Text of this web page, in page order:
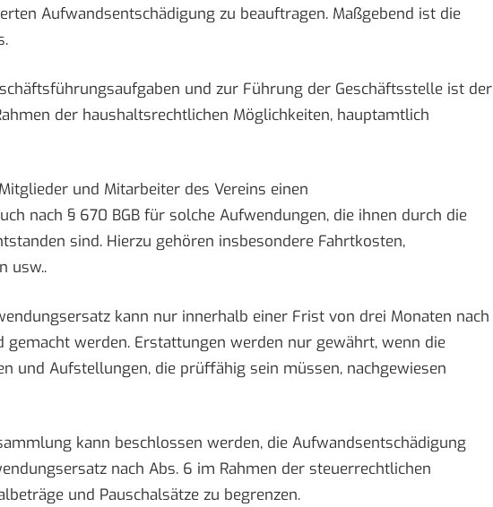
Aufwandsentschädigung zu beauftragen. Maßgebend ist die
und zur Führung der Geschäftsstelle ist der
der haushaltsrechtlichen Möglichkeiten, hauptamtlich
und Mitarbeiter des Vereins einen
nach § 670 BGB für solche Aufwendungen, die ihnen durch die
sind. Hierzu gehören insbesondere Fahrtkosten,
usw..
kann nur innerhalb einer Frist von drei Monaten nach
gemacht werden. Erstattungen werden nur gewährt, wenn die
und Aufstellungen, die prüffähig sein müssen, nachgewiesen
kann beschlossen werden, die Aufwandsentschädigung
nach Abs. 6 im Rahmen der steuerrechtlichen
und Pauschalsätze zu begrenzen.